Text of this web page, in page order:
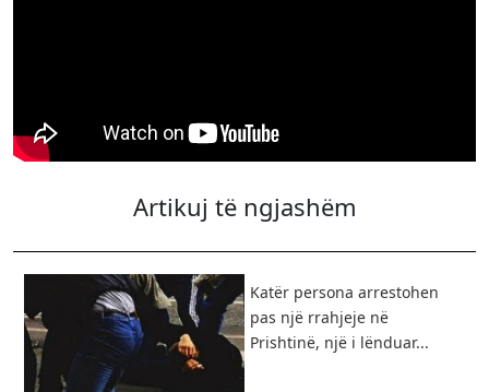
Artikuj të ngjashëm
​Katër persona arrestohen
pas një rrahjeje në
Prishtinë, një i lënduar...